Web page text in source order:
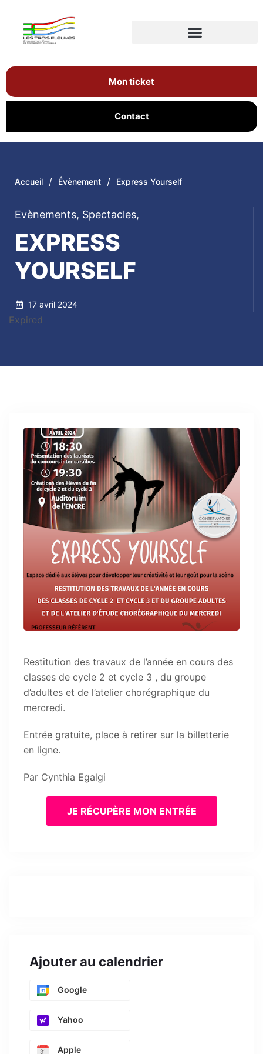
Mon ticket
Contact
Accueil / Évènement / Express Yourself
Evènements, Spectacles,
EXPRESS
YOURSELF
17 avril 2024
Expired
Restitution des travaux de l’année en cours des
classes de cycle 2 et cycle 3 , du groupe
d’adultes et de l’atelier chorégraphique du
mercredi.
Entrée gratuite, place à retirer sur la billetterie
en ligne.
Par Cynthia Egalgi
JE RÉCUPÈRE MON ENTRÉE
Ajouter au calendrier
Google
Yahoo
Apple